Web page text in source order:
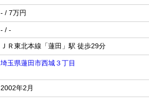
- / 7万円
- / -
ＪＲ東北本線「蓮田」駅 徒歩29分
埼玉県蓮田市西城３丁目
2002年2月